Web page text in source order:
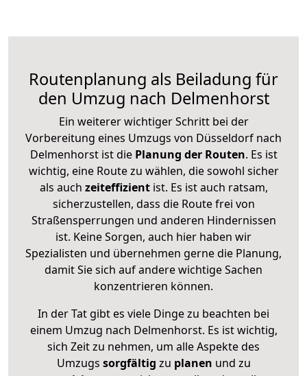
Routenplanung als Beiladung für
den Umzug nach Delmenhorst
Ein weiterer wichtiger Schritt bei der
Vorbereitung eines Umzugs von Düsseldorf nach
Delmenhorst ist diePlanung der Routen. Es ist
wichtig, eine Route zu wählen, die sowohl sicher
als auch zeiteffizientist. Es ist auch ratsam,
sicherzustellen, dass die Route frei von
Straßensperrungen und anderen Hindernissen
ist. Keine Sorgen, auch hier haben wir
Spezialisten und übernehmen gerne die Planung,
damit Sie sich auf andere wichtige Sachen
konzentrieren können.
In der Tat gibt es viele Dinge zu beachten bei
einem Umzug nach Delmenhorst. Es ist wichtig,
sich Zeit zu nehmen, um alle Aspekte des
Umzugs sorgfältig zu planen und zu